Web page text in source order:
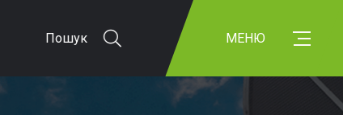
Пошук МЕНЮ